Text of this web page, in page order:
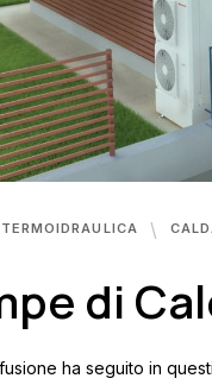
TERMOIDRAULICA
di
ha seguito in